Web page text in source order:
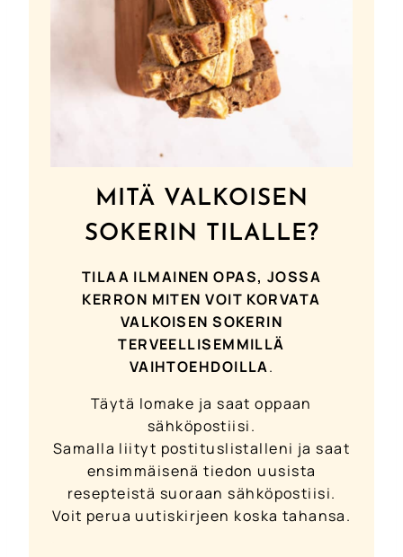
MITÄ VALKOISEN
SOKERIN TILALLE?
TILAA ILMAINEN OPAS, JOSSA
KERRON MITEN VOIT KORVATA
VALKOISEN SOKERIN
TERVEELLISEMMILLÄ
VAIHTOEHDOILLA.
Täytä lomake ja saat oppaan
sähköpostiisi.
Samalla liityt postituslistalleni ja saat
ensimmäisenä tiedon uusista
resepteistä suoraan sähköpostiisi.
Voit perua uutiskirjeen koska tahansa.